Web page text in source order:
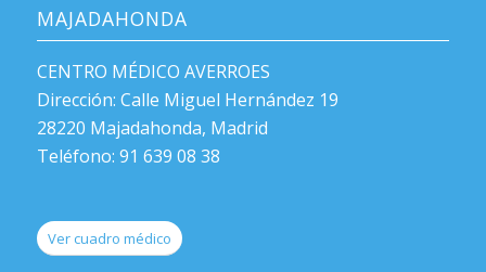
MAJADAHONDA
CENTRO MÉDICO AVERROES
Dirección: Calle Miguel Hernández 19
28220 Majadahonda, Madrid
Teléfono: 91 639 08 38
Ver cuadro médico